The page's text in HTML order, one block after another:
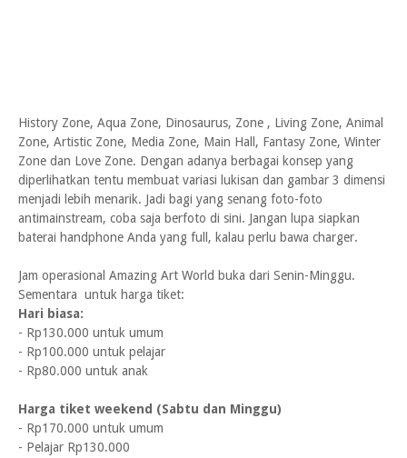
History Zone, Aqua Zone, Dinosaurus, Zone , Living Zone, Animal
Zone, Artistic Zone, Media Zone, Main Hall, Fantasy Zone, Winter
Zone dan Love Zone. Dengan adanya berbagai konsep yang
diperlihatkan tentu membuat variasi lukisan dan gambar 3 dimensi
menjadi lebih menarik. Jadi bagi yang senang foto-foto
antimainstream, coba saja berfoto di sini. Jangan lupa siapkan
baterai handphone Anda yang full, kalau perlu bawa charger.
Jam operasional Amazing Art World buka dari Senin-Minggu.
Sementara untuk harga tiket:
Hari biasa:
- Rp130.000 untuk umum
- Rp100.000 untuk pelajar
- Rp80.000 untuk anak
Harga tiket weekend (Sabtu dan Minggu)
- Rp170.000 untuk umum
- Pelajar Rp130.000